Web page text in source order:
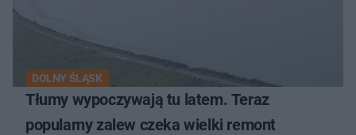
DOLNY ŚLĄSK
Tłumy wypoczywają tu latem. Teraz
popularny zalew czeka wielki remont